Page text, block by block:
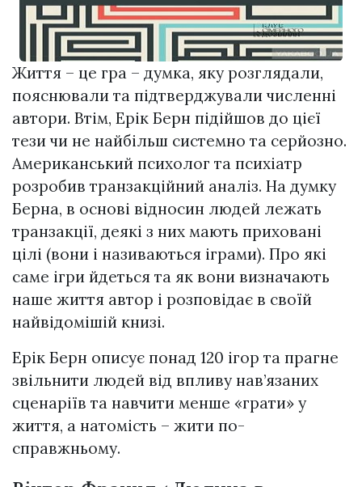
Життя – це гра – думка, яку розглядали,
пояснювали та підтверджували численні
автори. Втім, Ерік Берн підійшов до цієї
тези чи не найбільш системно та серйозно.
Американський психолог та психіатр
розробив транзакційний аналіз. На думку
Берна, в основі відносин людей лежать
транзакції, деякі з них мають приховані
цілі (вони і називаються іграми). Про які
саме ігри йдеться та як вони визначають
наше життя автор і розповідає в своїй
найвідомішій книзі.
Ерік Берн описує понад 120 ігор та прагне
звільнити людей від впливу нав’язаних
сценаріїв та навчити менше «грати» у
життя, а натомість – жити по-
справжньому.